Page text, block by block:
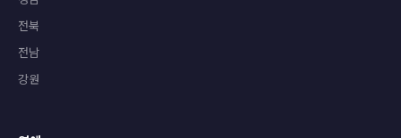
전북
전남
강원